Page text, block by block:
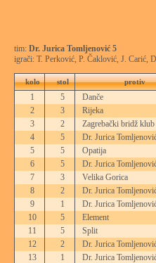
tim: Dr. Jurica Tomljenović 5
igrači: T. Perković, P. Čaklović, J.
kolo stol protiv
1 5 Danče
2
3 Rijeka
3
2 Zagrebački bridž klub
4
5 Dr. Jurica
5
5 Opatija
6
5 Dr. Jurica
7
3 Velika Gorica
8
2 Dr. Jurica
9
1 Dr. Jurica
10
5 Element
11
5 Split
12
2 Dr. Jurica
13
1 Dr. Jurica